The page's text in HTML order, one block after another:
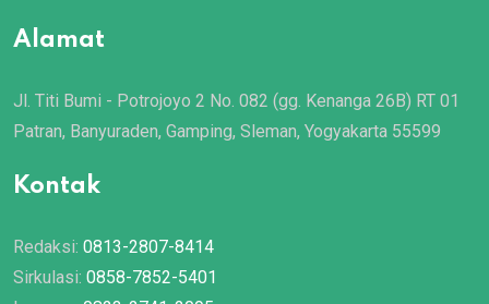
Alamat
Jl. Titi Bumi - Potrojoyo 2 No. 082 (gg. Kenanga 26B) RT 01
Patran, Banyuraden, Gamping, Sleman, Yogyakarta 55599
Kontak
Redaksi: 0813-2807-8414
Sirkulasi: 0858-7852-5401